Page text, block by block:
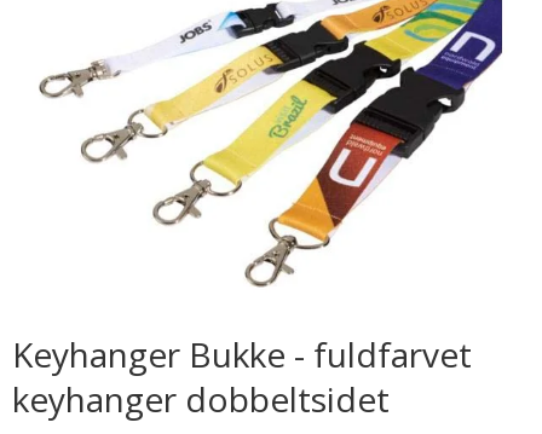
Keyhanger Bukke - fuldfarvet
keyhanger dobbeltsidet